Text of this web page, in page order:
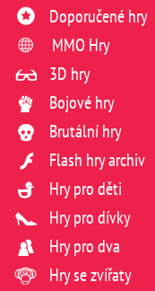
Doporučené hry
MMO Hry
3D hry
Bojové hry
Brutální hry
Flash hry archiv
Hry pro děti
Hry pro dívky
Hry pro dva
Hry se zvířaty